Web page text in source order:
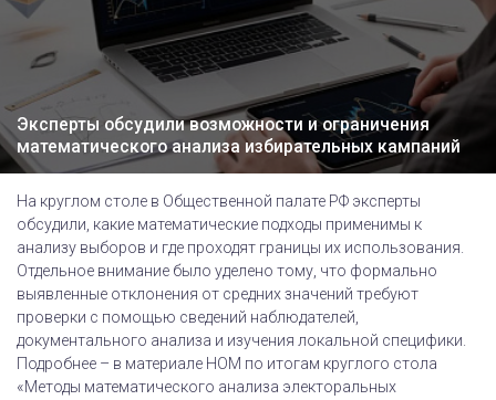
Эксперты обсудили возможности и ограничения
математического анализа избирательных кампаний
На круглом столе в Общественной палате РФ эксперты
обсудили, какие математические подходы применимы к
анализу выборов и где проходят границы их использования.
Отдельное внимание было уделено тому, что формально
выявленные отклонения от средних значений требуют
проверки с помощью сведений наблюдателей,
документального анализа и изучения локальной специфики.
Подробнее – в материале НОМ по итогам круглого стола
«Методы математического анализа электоральных